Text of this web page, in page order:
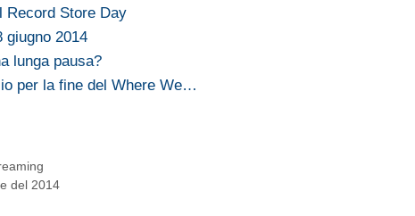
Record Store Day
giugno 2014
lunga pausa?
per la fine del Where We…
del 2014